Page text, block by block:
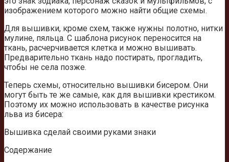
изображением которого можно найти общие схемы.
Для вышивки, кроме схем, также нужны полотно, нитки
мулине, пяльца. С шаблона рисунок переносится на
ткань, расчерчивается клетка и можно вышивать.
Предварительно ткань надо постирать, прогладить,
чтобы не села позже.
Теперь схемы, относительно вышивки бисером. Они
могут быть те же самые, как для вышивки крестиком.
Поэтому их можно использовать в качестве рисунка
льва из бисера:
Вышивка сделай своими руками знаки
Содержание